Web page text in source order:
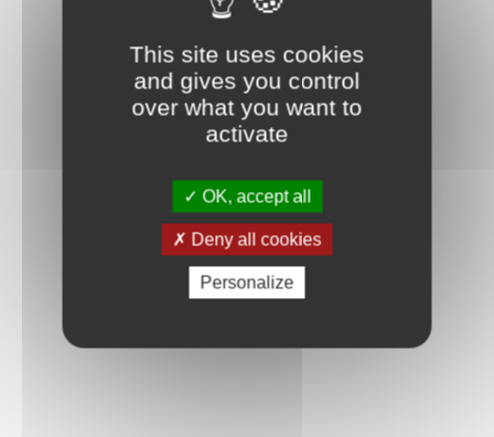
This site uses cookies
and gives you control
over what you want to
activate
OK, accept all
Deny all cookies
Personalize